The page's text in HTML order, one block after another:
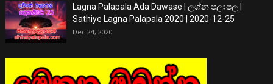
Lagna Palapala Ada Dawase | ලග්න පලාපල |
Sathiye Lagna Palapala 2020 | 2020-12-25
Dec 24, 2020